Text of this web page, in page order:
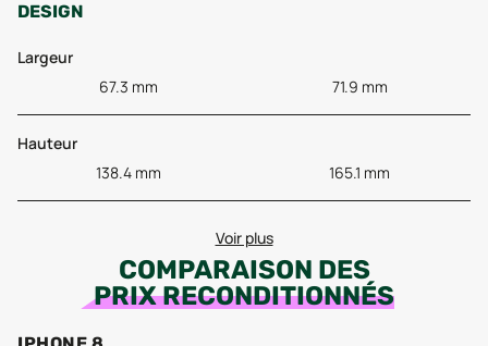
DESIGN
Largeur
67.3 mm
71.9 mm
Hauteur
138.4 mm
165.1 mm
Voir plus
COMPARAISON DES
PRIX RECONDITIONNÉS